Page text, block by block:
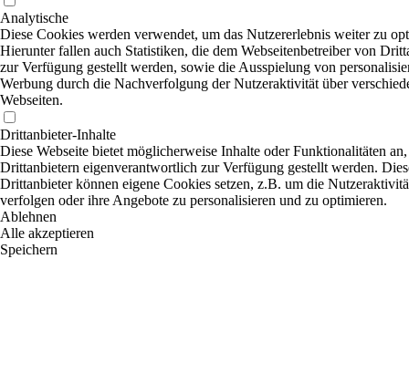
Analytische
Diese Cookies werden verwendet, um das Nutzererlebnis weiter zu
Hierunter fallen auch Statistiken, die dem Webseitenbetreiber von
zur Verfügung gestellt werden, sowie die Ausspielung von
Werbung durch die Nachverfolgung der Nutzeraktivität über
Webseiten.
Drittanbieter-Inhalte
Diese Webseite bietet möglicherweise Inhalte oder Funktionalitäten
Drittanbietern eigenverantwortlich zur Verfügung gestellt werden.
Drittanbieter können eigene Cookies setzen, z.B. um die
verfolgen oder ihre Angebote zu personalisieren und zu optimieren.
Ablehnen
Alle akzeptieren
Speichern